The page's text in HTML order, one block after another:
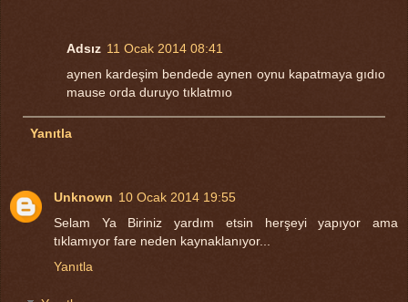
Adsız 11 Ocak 2014 08:41
aynen kardeşim bendede aynen oynu kapatmaya gıdıo
mause orda duruyo tıklatmıo
Yanıtla
Unknown 10 Ocak 2014 19:55
Selam Ya Biriniz yardım etsin herşeyi yapıyor ama
tıklamıyor fare neden kaynaklanıyor...
Yanıtla